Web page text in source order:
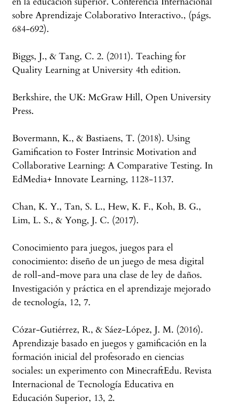
sobre Aprendizaje Colaborativo Interactivo., (págs.
684-692).
Biggs, J., & Tang, C. 2. (2011). Teaching for
Quality Learning at University 4th edition.
Berkshire, the UK: McGraw Hill, Open University
Press.
Bovermann, K., & Bastiaens, T. (2018). Using
Gamification to Foster Intrinsic Motivation and
Collaborative Learning: A Comparative Testing. In
EdMedia+ Innovate Learning, 1128-1137.
Chan, K. Y., Tan, S. L., Hew, K. F., Koh, B. G.,
Lim, L. S., & Yong, J. C. (2017).
Conocimiento para juegos, juegos para el
conocimiento: diseño de un juego de mesa digital
de roll-and-move para una clase de ley de daños.
Investigación y práctica en el aprendizaje mejorado
de tecnología, 12, 7.
Cózar-Gutiérrez, R., & Sáez-López, J. M. (2016).
Aprendizaje basado en juegos y gamificación en la
formación inicial del profesorado en ciencias
sociales: un experimento con MinecraftEdu. Revista
Internacional de Tecnología Educativa en
Educación Superior, 13, 2.